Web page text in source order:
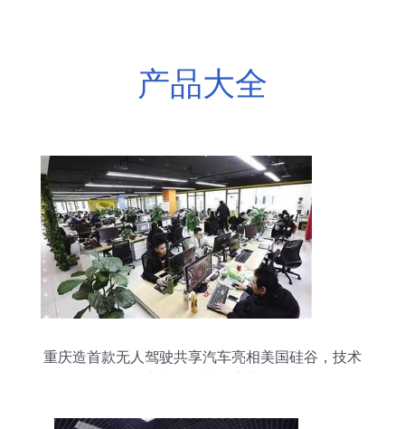
产品大全
重庆造首款无人驾驶共享汽车亮相美国硅谷，技术